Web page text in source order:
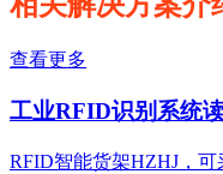
查看更多
工业RFID识别系统
RFID智能货架HZHJ，可